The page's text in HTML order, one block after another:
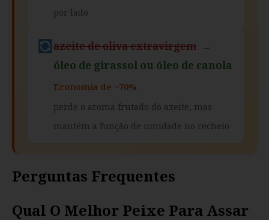
por lado
azeite de oliva extravirgem →
óleo de girassol ou óleo de canola
Economia de ~70%
perde o aroma frutado do azeite, mas
mantém a função de umidade no recheio
Perguntas Frequentes
Qual O Melhor Peixe Para Assar